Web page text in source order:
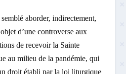
aborder, indirectement,
d’une controverse aux
de recevoir la Sainte
au milieu de la pandémie, qui
droit établi par la loi liturgique